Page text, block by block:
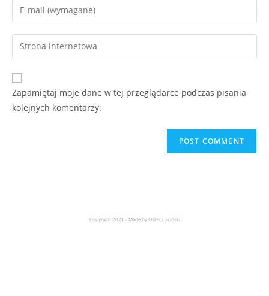
Zapamiętaj moje dane w tej przeglądarce podczas pisania
kolejnych komentarzy.
Copyright 2021 - Made by Oskar Łoziński